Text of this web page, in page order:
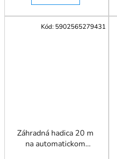
Záhradná hadica 20 m
na automatickom
Kód: 5902565279431